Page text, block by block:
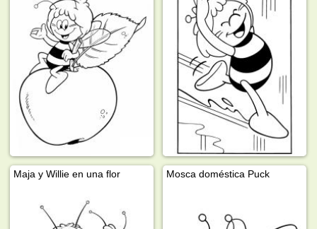
Maja y Willie en una flor Mosca doméstica Puck